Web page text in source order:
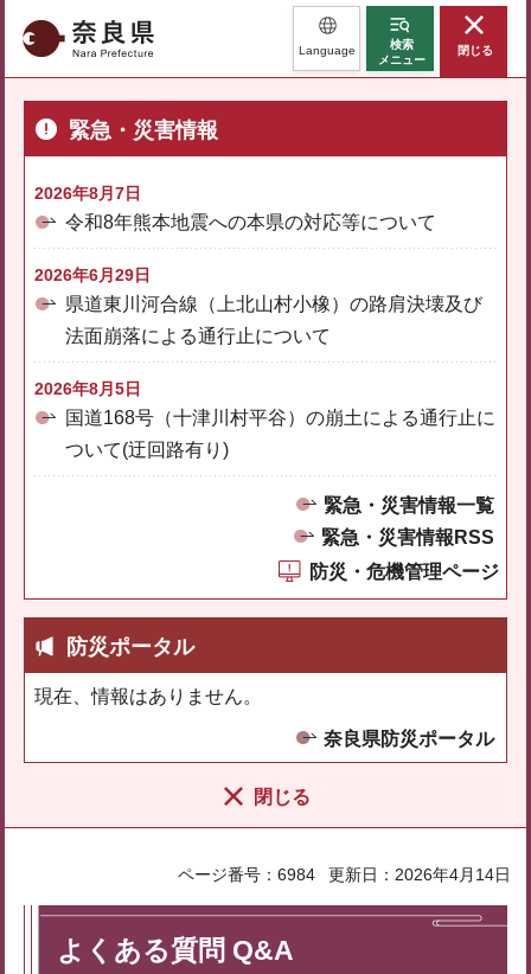
奈良県 Language
検索
メニュー
閉じる
緊急・災害情報
2026年8月7日
令和8年熊本地震への本県の対応等について
2026年6月29日
県道東川河合線（上北山村小橡）の路肩決壊及び
法面崩落による通行止について
2026年8月5日
国道168号（十津川村平谷）の崩土による通行止に
ついて(迂回路有り)
緊急・災害情報一覧
緊急・災害情報RSS
防災・危機管理ページ
防災ポータル
現在、情報はありません。
奈良県防災ポータル
閉じる
ページ番号：6984 更新日：2026年4月14日
よくある質問 Q&A